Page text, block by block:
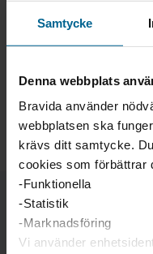
Samtycke
Denna webbplats
Bravida använder
webbplatsen ska
krävs ditt samtycke.
cookies som förbättrar
-Funktionella
-Statistik
-Marknadsföring
Vi använder
smartare och mer
och önskemål!
Kontakt